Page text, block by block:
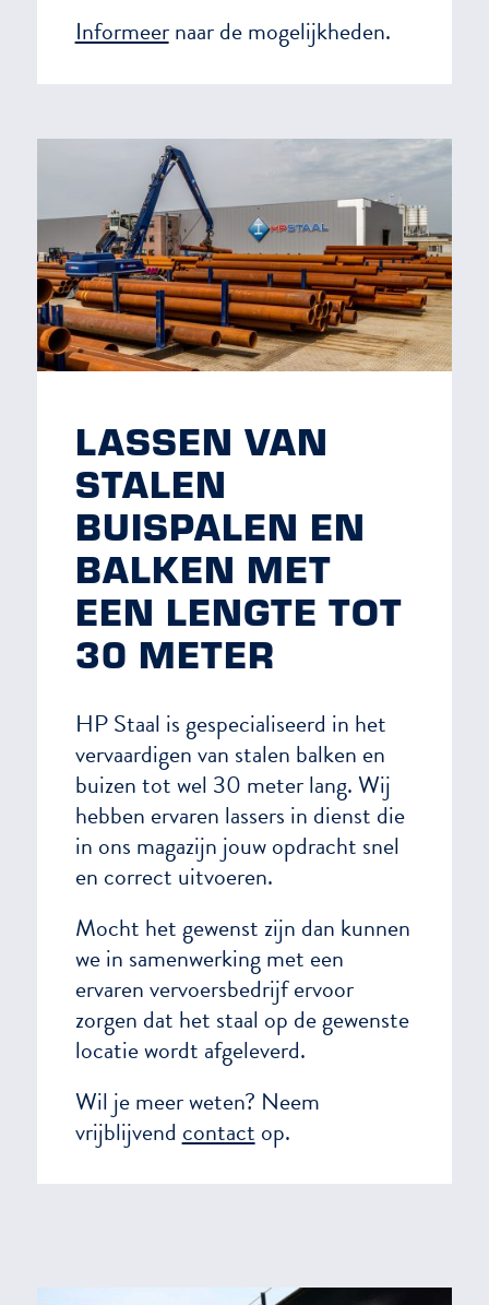
Informeernaar de mogelijkheden.
LASSEN VAN
STALEN
BUISPALEN EN
BALKEN MET
EEN LENGTE TOT
30 METER
HP Staal is gespecialiseerd in het
vervaardigen van stalen balken en
buizen tot wel 30 meter lang. Wij
hebben ervaren lassers in dienst die
in ons magazijn jouw opdracht snel
en correct uitvoeren.
Mocht het gewenst zijn dan kunnen
we in samenwerking met een
ervaren vervoersbedrijf ervoor
zorgen dat het staal op de gewenste
locatie wordt afgeleverd.
Wil je meer weten? Neem
vrijblijvend contact op.